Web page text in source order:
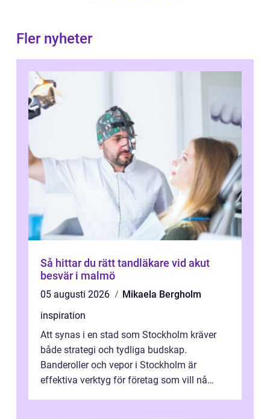
Fler nyheter
Så hittar du rätt tandläkare vid akut
besvär i malmö
05 augusti 2026
Mikaela Bergholm
inspiration
Att synas i en stad som Stockholm kräver
både strategi och tydliga budskap.
Banderoller och vepor i Stockholm är
effektiva verktyg för företag som vill nå